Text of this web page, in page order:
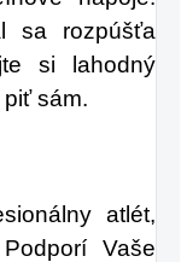
sa rozpúšťa
si lahodný
sám.
atlét,
Vaše